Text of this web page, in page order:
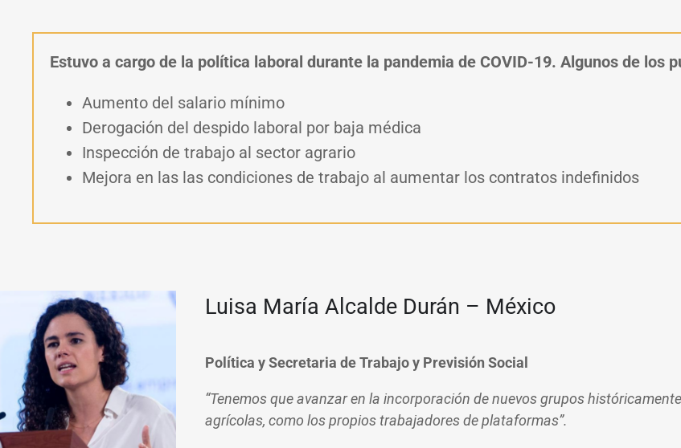
Estuvo a cargo de la política laboral durante la pandemia de COVID-19. Algunos de los
Aumento del salario mínimo
Derogación del despido laboral por baja médica
Inspección de trabajo al sector agrario
Mejora en las las condiciones de trabajo al aumentar los contratos indefinidos
Luisa María Alcalde Durán – México
Política y Secretaria de Trabajo y Previsión Social
“Tenemos que avanzar en la incorporación de nuevos grupos
agrícolas, como los propios trabajadores de plataformas”.